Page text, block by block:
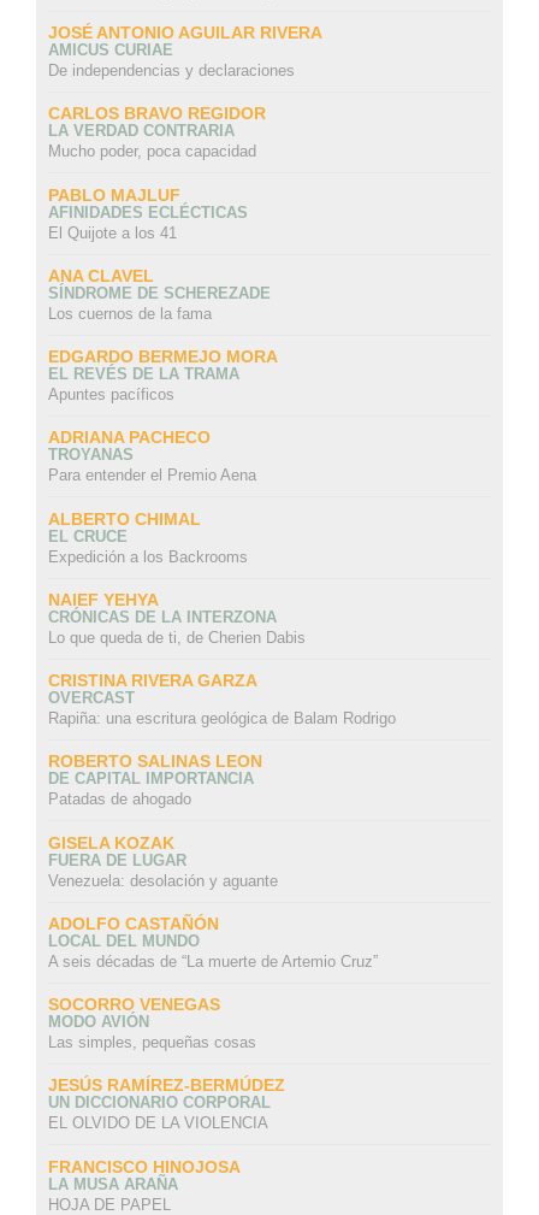
JOSÉ ANTONIO AGUILAR RIVERA
AMICUS CURIAE
De independencias y declaraciones
CARLOS BRAVO REGIDOR
LA VERDAD CONTRARIA
Mucho poder, poca capacidad
PABLO MAJLUF
AFINIDADES ECLÉCTICAS
El Quijote a los 41
ANA CLAVEL
SÍNDROME DE SCHEREZADE
Los cuernos de la fama
EDGARDO BERMEJO MORA
EL REVÉS DE LA TRAMA
Apuntes pacíficos
ADRIANA PACHECO
TROYANAS
Para entender el Premio Aena
ALBERTO CHIMAL
EL CRUCE
Expedición a los Backrooms
NAIEF YEHYA
CRÓNICAS DE LA INTERZONA
Lo que queda de ti, de Cherien Dabis
CRISTINA RIVERA GARZA
OVERCAST
Rapiña: una escritura geológica de Balam Rodrigo
ROBERTO SALINAS LEON
DE CAPITAL IMPORTANCIA
Patadas de ahogado
GISELA KOZAK
FUERA DE LUGAR
Venezuela: desolación y aguante
ADOLFO CASTAÑÓN
LOCAL DEL MUNDO
A seis décadas de “La muerte de Artemio Cruz”
SOCORRO VENEGAS
MODO AVIÓN
Las simples, pequeñas cosas
JESÚS RAMÍREZ-BERMÚDEZ
UN DICCIONARIO CORPORAL
EL OLVIDO DE LA VIOLENCIA
FRANCISCO HINOJOSA
LA MUSA ARAÑA
HOJA DE PAPEL